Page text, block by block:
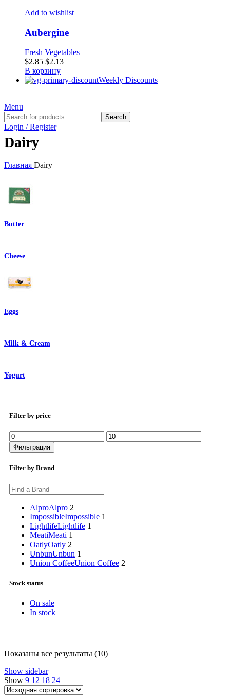
Add to wishlist
Aubergine
Fresh Vegetables
$2.85 Первоначальная
цена
составляла
$2.13Текущая
$2.13.
В корзину
Weekly Discounts
Menu
Search
Login / Register
Dairy
Главная Dairy
Butter
Cheese
Eggs
Milk & Cream
Yogurt
Filter by price
Минимальная
цена
Максимальная
цена
Фильтрация
Filter by Brand
AlproAlpro 2
ImpossibleImpossible 1
LightlifeLightlife 1
MeatiMeati 1
OatlyOatly 2
UnbunUnbun 1
Union CoffeeUnion Coffee 2
Stock status
On sale
In stock
Показаны все результаты (10)
Show sidebar
Show 9 12 18 24